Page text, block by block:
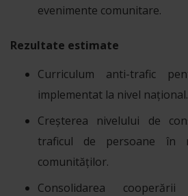
evenimente comunitare.
Rezultate estimate
Curriculum anti-trafic
implementat la nivel național.
Creșterea nivelului de
traficul de persoane în
comunităților.
Consolidarea